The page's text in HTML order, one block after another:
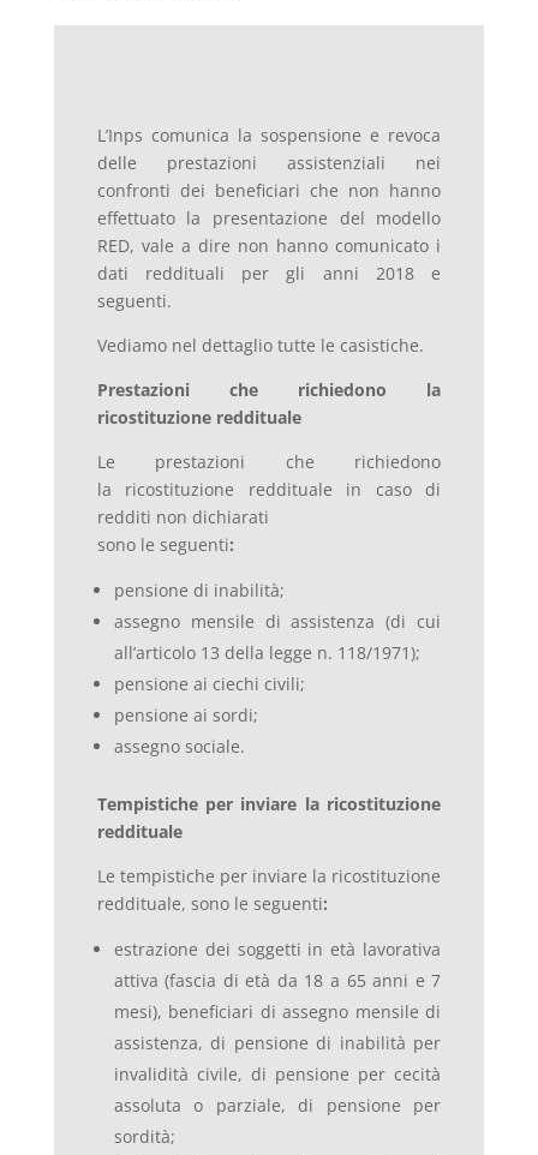
L’Inps comunica la sospensione e revoca
delle prestazioni assistenziali nei
confronti dei beneficiari che non hanno
effettuato la presentazione del modello
RED, vale a dire non hanno comunicato i
dati reddituali per gli anni 2018 e
seguenti.
Vediamo nel dettaglio tutte le casistiche.
Prestazioni che richiedono la
ricostituzione reddituale
Le prestazioni che richiedono
la ricostituzione reddituale in caso di
redditi non dichiarati
sono le seguenti:
pensione di inabilità;
assegno mensile di assistenza (di cui
all’articolo 13 della legge n. 118/1971);
pensione ai ciechi civili;
pensione ai sordi;
assegno sociale.
Tempistiche per inviare la ricostituzione
reddituale
Le tempistiche per inviare la ricostituzione
reddituale, sono le seguenti:
estrazione dei soggetti in età lavorativa
attiva (fascia di età da 18 a 65 anni e 7
mesi), beneficiari di assegno mensile di
assistenza, di pensione di inabilità per
invalidità civile, di pensione per cecità
assoluta o parziale, di pensione per
sordità;